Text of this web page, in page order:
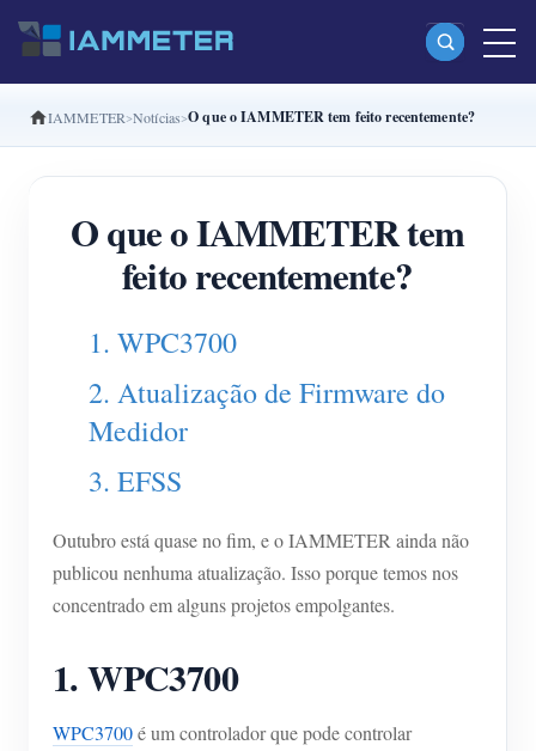
Produtos
Monofásico Medidor de energia Wi-Fi (WEM3080)
Fase dividida Medidor de energia Wi-Fi (WEM2067)
Trifásico Medidor de energia Wi-Fi (WEM3080T)
Controlador de potência WiFi
Serviço de hospedagem própria
Carregador EV
IAMMETER Simulator
Sistema de previsão e simulação de energia
Aplicações
IAMMETER Notícias O que o IAMMETER tem feito recentemente?
O que o IAMMETER tem
feito recentemente?
1. WPC3700
2. Atualização de Firmware do
Medidor
3. EFSS
Outubro está quase no fim, e o IAMMETER ainda não
publicou nenhuma atualização. Isso porque temos nos
concentrado em alguns projetos empolgantes.
1. WPC3700
WPC3700é um controlador que pode controlar